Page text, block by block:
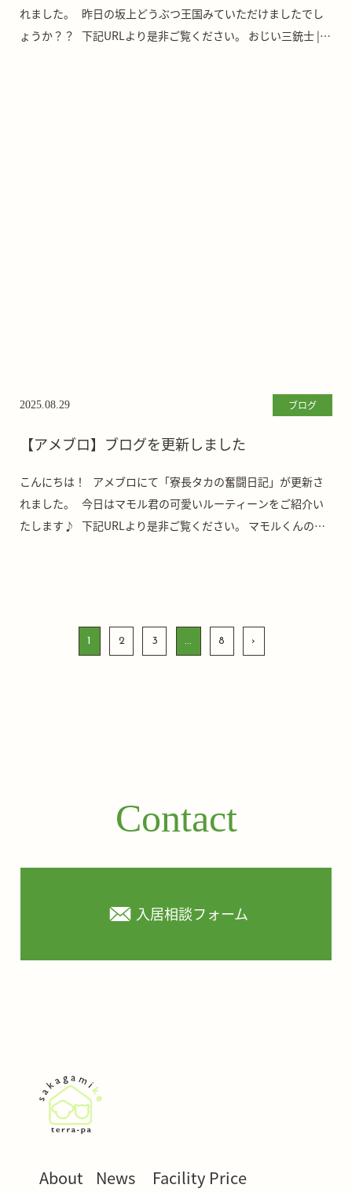
れました。 昨日の坂上どうぶつ王国みていただけましたでし
ょうか？？ 下記URLより是非ご覧ください。 おじい三銃士 |
2025.08.29 ブログ
【アメブロ】ブログを更新しました
こんにちは！ アメブロにて「寮長タカの奮闘日記」が更新さ
れました。 今日はマモル君の可愛いルーティーンをご紹介い
たします♪ 下記URLより是非ご覧ください。 マモルくんの日
投1 2 3 … 8 ›
Contact
入居相談フォーム
About News Facility Price